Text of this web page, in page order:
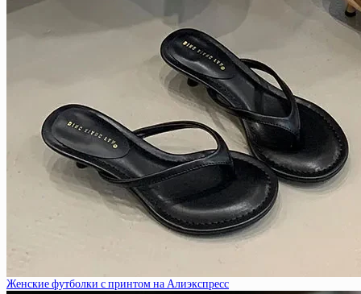
Женские футболки с принтом на Алиэкспресс